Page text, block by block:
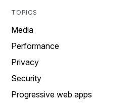
TOPICS
Media
Performance
Privacy
Security
Progressive web apps